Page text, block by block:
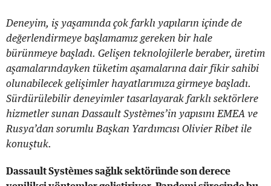
Deneyim, iş yaşamında çok farklı yapıların içinde de
değerlendirmeye başlamamız gereken bir hale
bürünmeye başladı. Gelişen teknolojilerle beraber, üretim
aşamalarındayken tüketim aşamalarına dair fikir sahibi
olunabilecek gelişimler hayatlarımıza girmeye başladı.
Sürdürülebilir deneyimler tasarlayarak farklı sektörlere
hizmetler sunan Dassault Systèmes’in yapısını EMEA ve
Rusya’dan sorumlu Başkan Yardımcısı Olivier Ribet ile
konuştuk.
Dassault Systèmes sağlık sektöründe son derece